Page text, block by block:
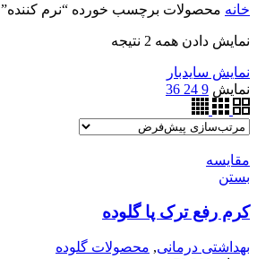
خانه محصولات برچسب خورده “نرم کننده”
نمایش دادن همه 2 نتیجه
نمایش سایدبار
نمایش 9
24
36
مقایسه
بستن
کرم رفع ترک پا گلوده
بهداشتی درمانی, محصولات گلوده